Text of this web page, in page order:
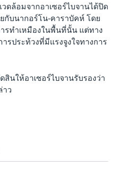
ดล้อมจากอาเซอร์ไบจานได้ปิด
กับนากอร์โน-คาราบัคห์ โดย
รทำเหมืองในพื้นที่นั้น แต่ทาง
ารประท้วงที่มีแรงจูงใจทางการ
สินให้อาเซอร์ไบจานรับรองว่า
าว